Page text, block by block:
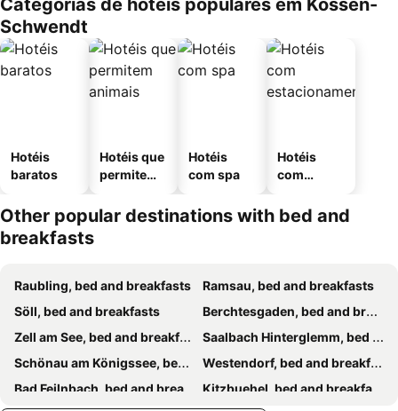
Categorias de hotéis populares em Kössen-
Schwendt
Hotéis
baratos
Hotéis que
permitem
Hotéis
com spa
Hotéis
com
mento
Other popular destinations with bed and
breakfasts
Raubling, bed and breakfasts
Ramsau, bed and breakfasts
Söll, bed and breakfasts
Berchtesgaden, bed and breakfasts
Zell am See, bed and breakfasts
Saalbach Hinterglemm, bed and breakfasts
Schönau am Königssee, bed and breakfasts
Westendorf, bed and breakfasts
Bad Feilnbach, bed and breakfasts
Kitzbuehel, bed and breakfasts